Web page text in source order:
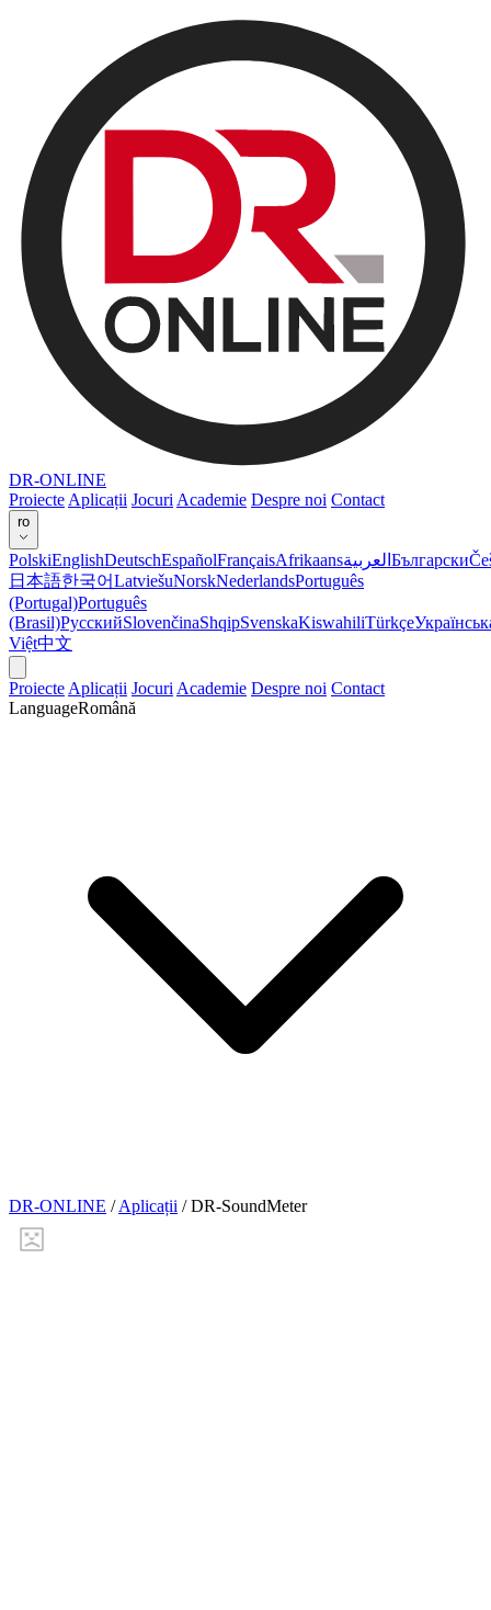
DR-ONLINE
Proiecte Aplicații Jocuri Academie Despre noi Contact
ro
PolskiEnglishDeutschEspañolFrançaisAfrikaansالعربية Български
日本語한국어LatviešuNorskNederlandsPortuguês
(Portugal)Português
(Brasil)РусскийSlovenčinaShqipSvenskaKiswahiliTürkçe
Việt中文
Proiecte Aplicații Jocuri Academie Despre noi Contact
LanguageRomână
DR-ONLINE / Aplicații / DR-SoundMeter